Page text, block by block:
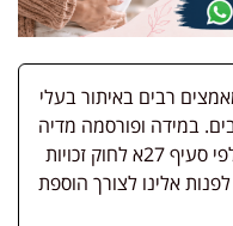
רבים באיתור בעלי
במידה ופורסמה מדיה
שבעליה אינו ידוע, השימוש נעשה לפי סעיף 27א לחוק זכויות
אלינו לצורך הוספת